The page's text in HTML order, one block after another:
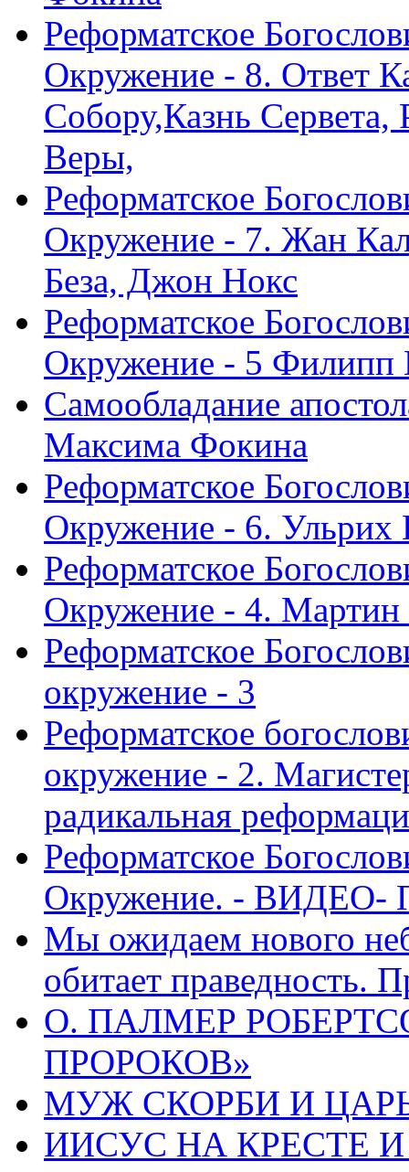
Реформатское
Окружение - 8. Ответ
Собору,Казнь Сервета,
Веры,
Реформатское
Окружение - 7. Жан
Беза, Джон Нокс
Реформатское
Окружение - 5 Филипп
Самообладание
Максима Фокина
Реформатское
Окружение - 6. Ульрих
Реформатское
Окружение - 4.
Реформатское
окружение - 3
Реформатское
окружение - 2.
радикальная
Реформатское
Окружение. - ВИДЕО-
Мы ожидаем нового
обитает праведность.
О. ПАЛМЕР
ПРОРОКОВ»
МУЖ СКОРБИ И ЦАРЬ
ИИСУС НА КРЕСТЕ